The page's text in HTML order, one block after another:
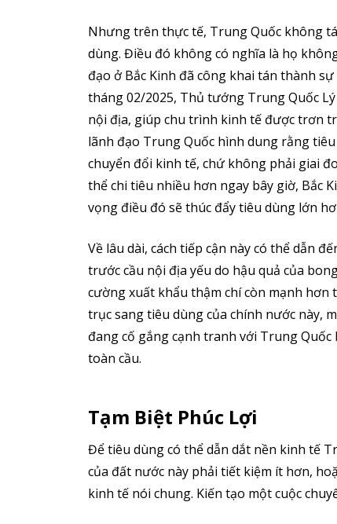
Nhưng trên thực tế, Trung Quốc không
dùng. Điều đó không có nghĩa là họ
đạo ở Bắc Kinh đã công khai tán thành
tháng 02/2025, Thủ tướng Trung Quốc
nội địa, giúp chu trình kinh tế được trơn
lãnh đạo Trung Quốc hình dung rằng
chuyển đổi kinh tế, chứ không phải giai
thể chi tiêu nhiều hơn ngay bây giờ, Bắc
vọng điều đó sẽ thúc đẩy tiêu dùng lớn
Về lâu dài, cách tiếp cận này có thể dẫn
trước cầu nội địa yếu do hậu quả của
cường xuất khẩu thậm chí còn mạnh
trục sang tiêu dùng của chính nước này,
đang cố gắng cạnh tranh với Trung
toàn cầu.
Tạm Biệt Phúc Lợi
Để tiêu dùng có thể dẫn dắt nền kinh tế
của đất nước này phải tiết kiệm ít hơn,
kinh tế nói chung. Kiến tạo một cuộc